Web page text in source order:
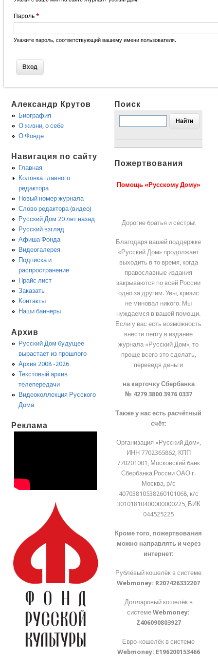
Пароль *
Укажите пароль, соответствующий вашему имени пользователя.
Александр Крутов
Биография
О жизни, о себе
О Фонде
Навигация по сайту
Главная
Колонка главного
редактора
Новый номер журнала
Слово редактора (видео)
Русский Дом 20 лет назад
Русский взгляд
Афиша Фонда
Видеогалерея
Подписка и
распространение
Прайс лист
Заказать
Контакты
Наши баннеры
Архив
Русский Дом будущее
вырастает из прошлого
Архив 2008 -2026
Текстовый архив
телепередачи
Видеоколлекция Русского
Дома
Реклама
Поиск
Пожертвования
Помощь «Русскому Дому»
Дорогие братья и сестры!
Благодаря вашей поддержке
«Русский Дом» продолжает
выходить в то время, когда
православные издания
закрываются по всей России
одно за другим. Увы, кризис
не миновал никого. Мы
нуждаемся в вашей помощи.
Если у вас есть возможность
внести лепту в издание
журнала «Русский Дом», то
проще всего это сделать,
переведя деньги
на карточку Сбербанка
№ 4279 3800 3976 0337
Также у нас есть расчётный
счёт:
Организация «Русский Дом»,
ИНН 7702365862, КПП
770201001, Московский банк
Сбербанка России ОАО г.
Москва, р/с
40703810538260101068, к/с
30101810400000000225, БИК
044525225
Кроме того, пожертвования
можно направлять и через
интернет:
Рублёвый кошелёк в системе
Webmoney: R207426332207
Долларовый кошелёк в
системеWebmoney:
Z406090803927
Евро-кошелёк в системе
Webmoney: E196200153466